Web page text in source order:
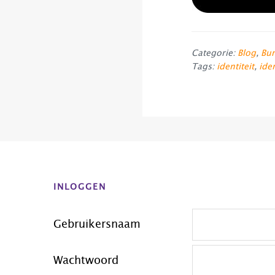
Categorie: Blog,
Tags: identiteit,
INLOGGEN
Gebruikersnaam
Wachtwoord